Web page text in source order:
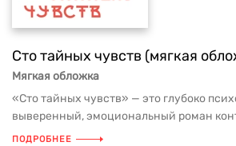
Сто тайных чувств (мягкая
Мягкая обложка
«Сто тайных чувств» — это глубоко
выверенный, эмоциональный роман
ПОДРОБНЕЕ